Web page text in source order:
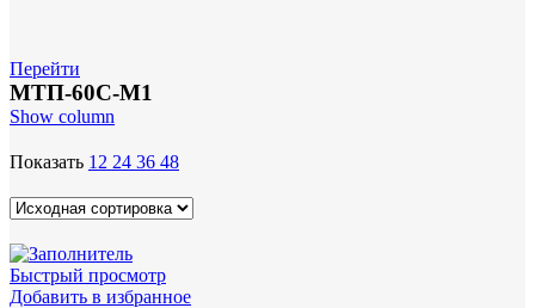
Перейти
МТП-60С-М1
Show column
Показать 12 24 36 48
Быстрый просмотр
Добавить в избранное